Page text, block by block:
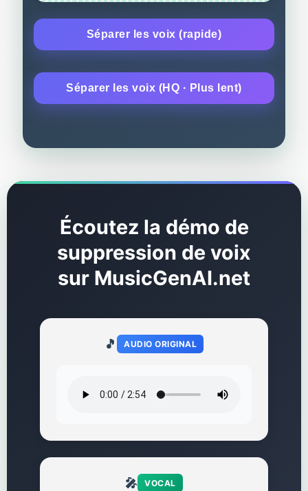
Séparer les voix (rapide)
Séparer les voix (HQ · Plus lent)
Écoutez la démo de
suppression de voix
sur MusicGenAI.net
🎵 AUDIO ORIGINAL
🎤 VOCAL